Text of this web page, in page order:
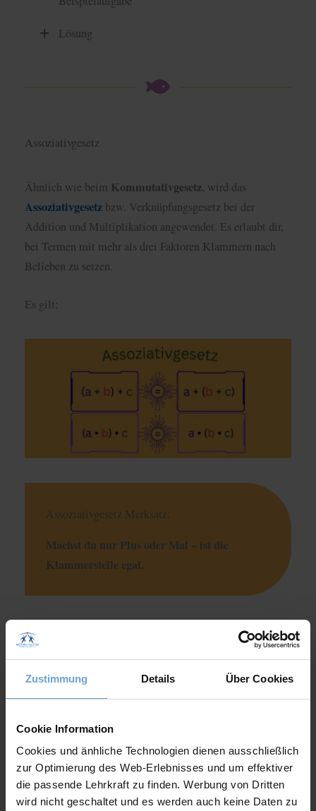
Zustimmung Details Über Cookies
Cookie Information
Cookies und änhliche Technologien dienen ausschließlich
zur Optimierung des Web-Erlebnisses und um effektiver
die passende Lehrkraft zu finden. Werbung von Dritten
wird nicht geschaltet und es werden auch keine Daten zu
Lösung
Assoziativgesetz
Ähnlich wie beim Kommutativgesetz, wird das
Assoziativgesetz bzw. Verknüpfungsgesetz bei der
Addition und Multiplikation angewendet. Es erlaubt dir,
bei Termen mit mehr als drei Faktoren Klammern nach
Belieben zu setzen.
Es gilt:
Assoziativgesetz Merksatz:
Machst du nur Plus oder Mal – ist die
Klammerstelle egal.
Assoziativgesetz Beispielaufgabe
Das Ziel beim Assoziativgesetzist dir das Berechnen des
Terms zu vereinfachen, indem du durch Klammern
Hier sind zwei Beispiele:
Assoziativgesetz in der Addition: